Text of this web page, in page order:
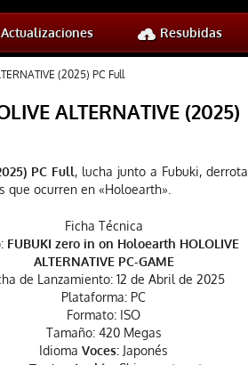
Actualizaciones Resubidas
(2025) PC Full
ALTERNATIVE (2025)
PC Full, lucha junto a Fubuki, derrota
ocurren en «Holoearth».
Ficha Técnica
FUBUKI zero in on Holoearth HOLOLIVE
ALTERNATIVE PC-GAME
de Lanzamiento: 12 de Abril de 2025
Plataforma: PC
Formato: ISO
Tamaño: 420 Megas
Idioma Voces: Japonés